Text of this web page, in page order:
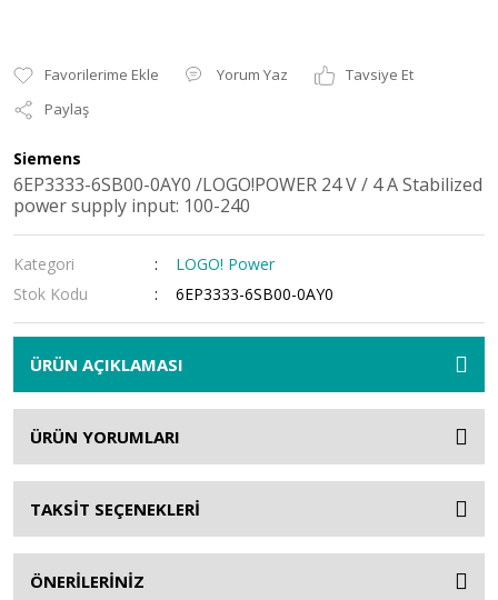
Yorum Yaz
Tavsiye Et
Paylaş
Siemens
6EP3333-6SB00-0AY0 /LOGO!POWER 24 V / 4 A Stabilized
power supply input: 100-240
Kategori
LOGO! Power
Stok Kodu
6EP3333-6SB00-0AY0
ÜRÜN AÇIKLAMASI
ÜRÜN YORUMLARI
TAKSİT SEÇENEKLERİ
ÖNERİLERİNİZ